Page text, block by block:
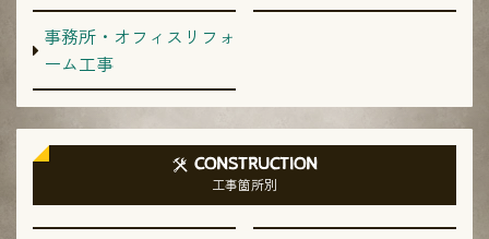
事務所・オフィスリフォ
ーム工事
CONSTRUCTION
工事箇所別